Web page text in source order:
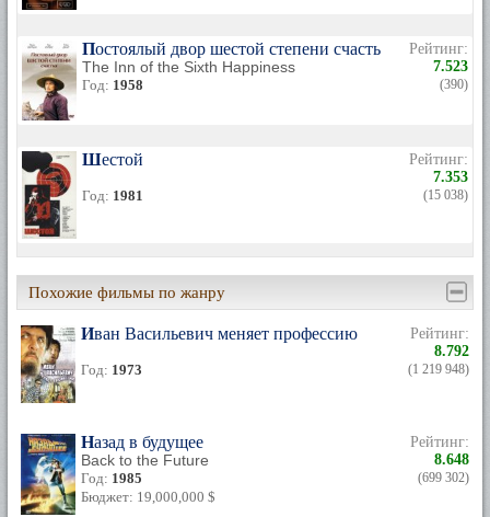
Постоялый двор шестой степени счастья
The Inn of the Sixth Happiness
Год: 1958
Рейтинг:
7.523
(390)
Шестой
Год: 1981
Рейтинг:
7.353
(15 038)
Похожие фильмы по жанру
Иван Васильевич меняет профессию
Год: 1973
Рейтинг:
8.792
(1 219 948)
Назад в будущее
Back to the Future
Год: 1985
Бюджет: 19,000,000 $
Рейтинг:
8.648
(699 302)